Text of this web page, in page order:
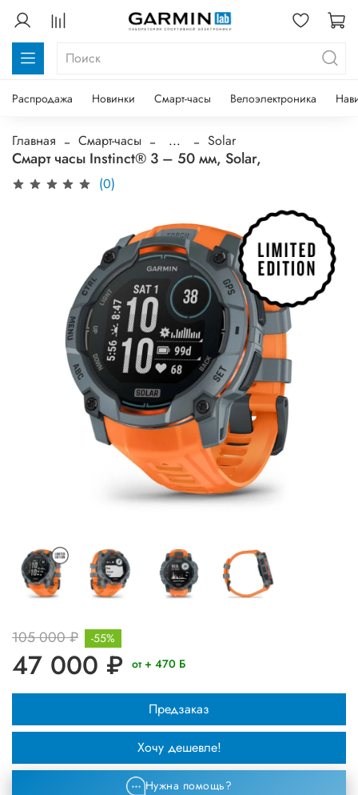
Распродажа Новинки Смарт-часы Велоэлектроника
Главная Смарт-часы ... Solar
Смарт часы Instinct® 3 – 50 мм, Solar,
(0)
105 000 ₽
47 000 ₽
-55%
от + 470 Б
Предзаказ
Хочу дешевле!
Нужна помощь?